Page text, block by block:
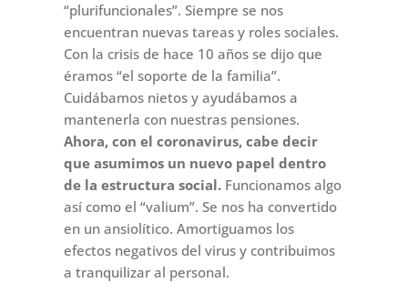
“plurifuncionales”. Siempre se nos
encuentran nuevas tareas y roles sociales.
Con la crisis de hace 10 años se dijo que
éramos “el soporte de la familia”.
Cuidábamos nietos y ayudábamos a
mantenerla con nuestras pensiones.
Ahora, con el coronavirus, cabe decir
que asumimos un nuevo papel dentro
de la estructura social.Funcionamos algo
así como el “valium”. Se nos ha convertido
en un ansiolítico. Amortiguamos los
efectos negativos del virus y contribuimos
a tranquilizar al personal.